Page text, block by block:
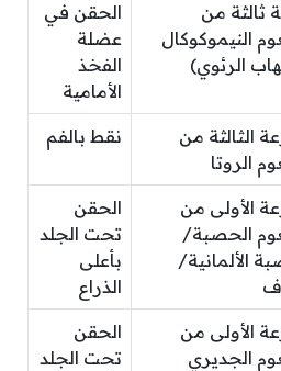
ثالثة من
النيموكوكال
الرئوي)
الحقن في
عضلة
الفخذ
الأمامية
الثالثة من
الروتا
نقط بالفم
الأولى من
الحصبة/
الألمانية/
الحقن
تحت الجلد
بأعلى
الذراع
الأولى من
الجديري
الحقن
تحت الجلد